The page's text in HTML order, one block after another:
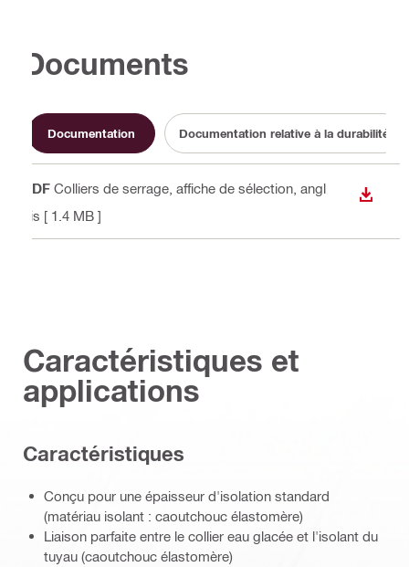
Documents
Documentation Documentation relative à la durabilité
PDF Colliers de serrage, affiche de sélection , angl
ais [ 1.4 MB ]
Caractéristiques et
applications
Caractéristiques
Conçu pour une épaisseur d'isolation standard
(matériau isolant : caoutchouc élastomère)
Liaison parfaite entre le collier eau glacée et l'isolant du
tuyau (caoutchouc élastomère)